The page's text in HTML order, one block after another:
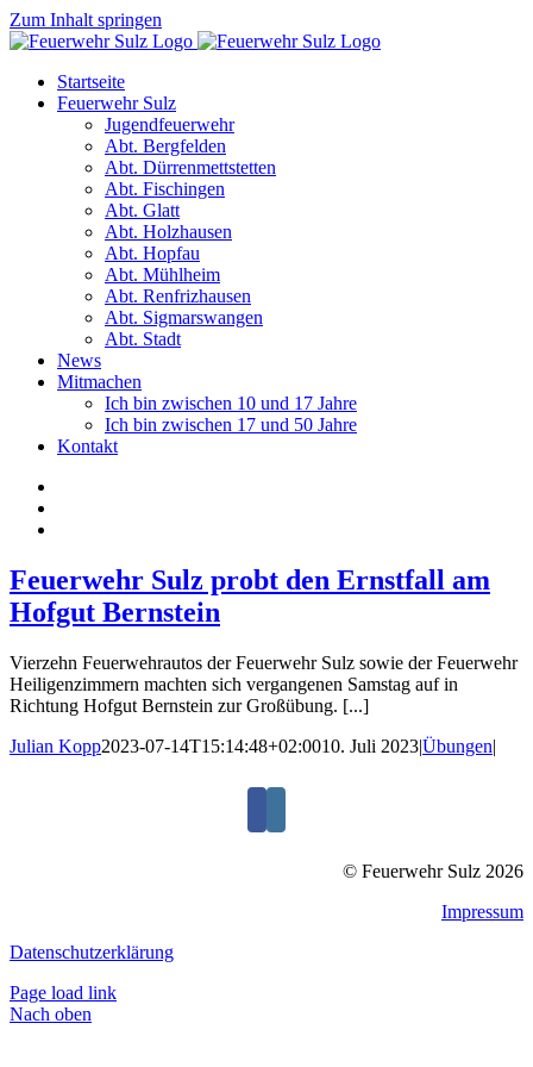
Zum Inhalt springen
Startseite
Feuerwehr Sulz
Jugendfeuerwehr
Abt. Bergfelden
Abt. Dürrenmettstetten
Abt. Fischingen
Abt. Glatt
Abt. Holzhausen
Abt. Hopfau
Abt. Mühlheim
Abt. Renfrizhausen
Abt. Sigmarswangen
Abt. Stadt
News
Mitmachen
Ich bin zwischen 10 und 17 Jahre
Ich bin zwischen 17 und 50 Jahre
Kontakt
Feuerwehr Sulz probt den Ernstfall am
Hofgut Bernstein
Vierzehn Feuerwehrautos der Feuerwehr Sulz sowie der Feuerwehr
Heiligenzimmern machten sich vergangenen Samstag auf in
Richtung Hofgut Bernstein zur Großübung. [...]
Julian Kopp2023-07-14T15:14:48+02:0010. Juli 2023|Übungen|
© Feuerwehr Sulz 2026
Impressum
Datenschutzerklärung
Page load link
Nach oben